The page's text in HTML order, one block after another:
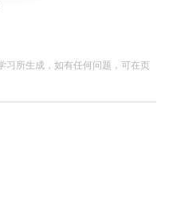
习所生成，如有任何问题，可在页